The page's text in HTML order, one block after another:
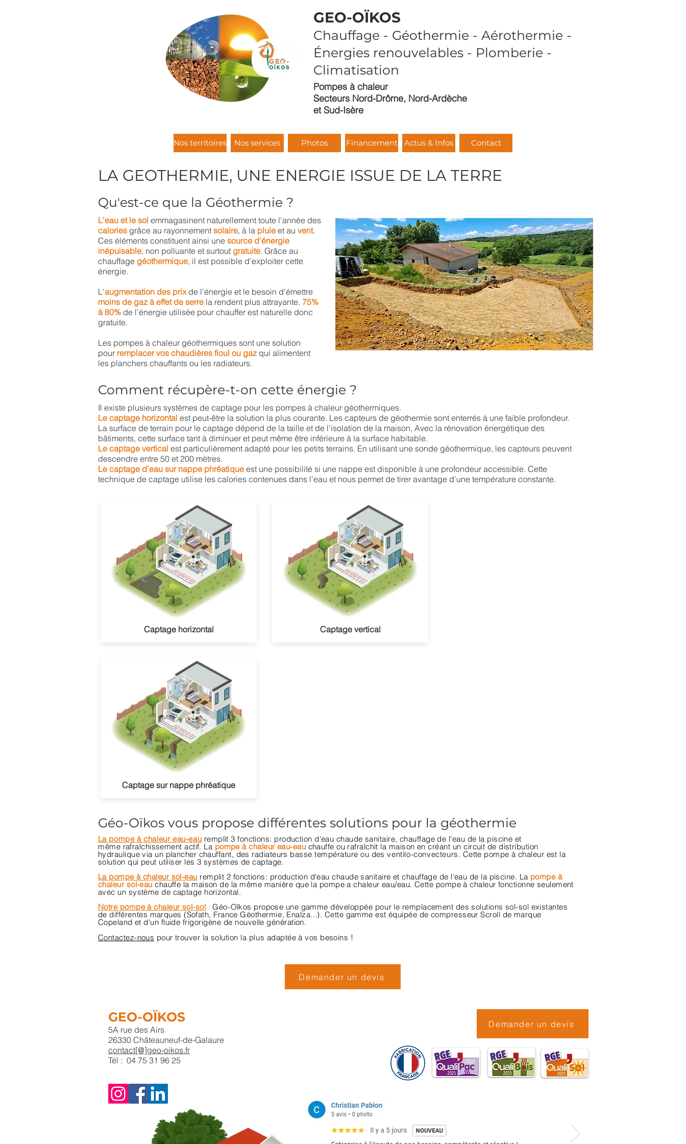
GEO-OÏKOS
Chauffage - Géothermie - Aérothermie -
Énergies renouvelables - Plomberie -
Climatisation
Pompes à chaleur
Secteurs Nord-Drôme, Nord-Ardèche
et Sud-Isère
Nos territoires Nos services Photos Financement Actus & Infos Contact
LA GEOTHERMIE, UNE ENERGIE ISSUE DE LA TERRE
Qu'est-ce que la Géothermie ?
L'eau et le sol emmagasinent naturellement toute l'année des
calories grâce au rayonnement solaire, à la pluie et au vent.
Ces éléments constituent ainsi une source d'énergie
inépuisable, non polluante et surtout gratuite. Grâce au
chauffage géothermique, il est possible d'exploiter cette
énergie.
L'augmentation des prixde l'énergie et le besoin d'émettre
moins de gaz à effet de serre la rendent plus attrayante. 75%
à 80% de l'énergie utilisée pour chauffer est naturelle donc
gratuite.
Les pompes à chaleur géothermiques sont une solution
pour remplacer vos chaudières fioul ou gaz qui alimentent
les planchers chauffants ou les radiateurs.
Comment récupère-t-on cette énergie ?
Il existe plusieurs systèmes de captage pour les pompes à chaleur géothermiques.
Le captage horizontal est peut-être la solution la plus courante. Les capteurs de géothermie sont enterrés à une faible profondeur.
La surface de terrain pour le captage dépend de la taille et de l'isolation de la maison. Avec la rénovation énergétique des
bâtiments, cette surface tant à diminuer et peut même être inférieure à la surface habitable.
Le captage vertical est particulièrement adapté pour les petits terrains. En utilisant une sonde géothermique, les capteurs peuvent
descendre entre 50 et 200 mètres.
Le captage d’eau sur nappe phréatique est une possibilité si une nappe est disponible à une profondeur accessible. Cette
technique de captage utilise les calories contenues dans l'eau et nous permet de tirer avantage d'une température constante.
Captage horizontal Captage vertical
Captage sur nappe phréatique
Géo-Oïkos vous propose différentes solutions pour la géothermie
La pompe à chaleur eau-eau remplit 3 fonctions: production d'eau chaude sanitaire, chauffage de l'eau de la piscine et
même rafraîchissement actif. La pompe à chaleur eau-eau chauffe ou rafraîchit la maison encréant un circuit de distribution
hydraulique via un plancher chauffant, des radiateurs bassetempérature ou desventilo-convecteurs. Cette pompe à chaleur est la
solution qui peut utiliser les 3 systèmes de captage.
La pompe à chaleur sol-eau remplit 2 fonctions: production d'eau chaude sanitaire et chauffage de l'eau de la piscine. La pompe à
chaleur sol-eau chauffe la maison de la même manière que la pompe a chaleur eau/eau. Cette pompe à chaleur fonctionne seulement
avec un système de captage horizontal.
Notre pompe à chaleur sol-sol :Géo-Oïkos propose une gammedéveloppée pour le remplacement des solutions sol-sol existantes
dedifférentes marques (Sofath, FranceGéothermie, Enalza...). Cette gamme est équipée de compresseur Scroll de marque
Copeland et d'un fluide frigorigène de nouvelle génération.
Contactez-nous pour trouver la solution la plus adaptée à vos besoins !
Demander un devis
GEO-OÏKOS
5A rue des Airs
26330 Châteauneuf-de-Galaure
contact[@]geo-oikos.fr
Tél : 04 75 31 96 25
Demander un devis